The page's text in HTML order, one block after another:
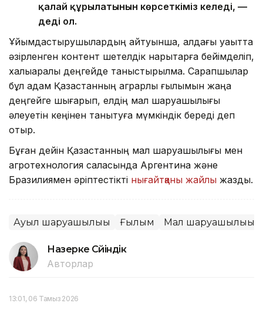
қалай құрылатынын көрсеткіміз келеді, —
деді ол.
Ұйымдастырушылардың айтуынша, алдағы уақытта
әзірленген контент шетелдік нарықтарға бейімделіп,
халықаралық деңгейде таныстырылмақ. Сарапшылар
бұл қадам Қазақстанның аграрлық ғылымын жаңа
деңгейге шығарып, елдің мал шаруашылығы
әлеуетін кеңінен танытуға мүмкіндік береді деп
отыр.
Бұған дейін Қазақстанның мал шаруашылығы мен
агротехнология саласында Аргентина және
Бразилиямен әріптестікті нығайтқаны жайлы жаздық.
Ауыл шаруашылығы Ғылым Мал шаруашылығы
Назерке Сүйіндік
Авторлар
13:01, 06 Тамыз 2026